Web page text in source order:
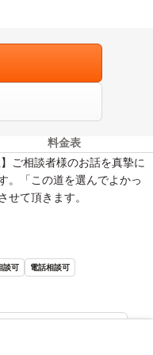
料金表
ご相談者様のお話を真摯に
。「この道を選んでよかっ
て頂きます。
談可 電話相談可
報を見る